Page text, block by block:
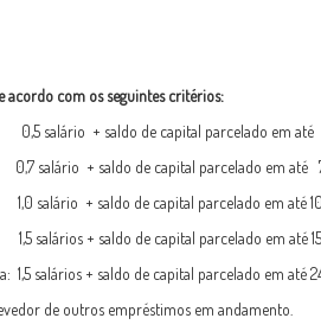
acordo com os seguintes critérios:
salário + saldo de capital parcelado em até
+ saldo de capital parcelado em até 7
salário + saldo de capital parcelado em até
salários + saldo de capital parcelado em até
1,5 salários + saldo de capital parcelado em até
de outros empréstimos em andamento.